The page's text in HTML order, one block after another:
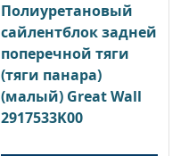
Полиуретановый
сайлентблок задней
поперечной тяги
(тяги панара)
(малый) Great Wall
2917533K00